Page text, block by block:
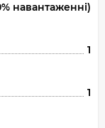
навантаженні)
1
1